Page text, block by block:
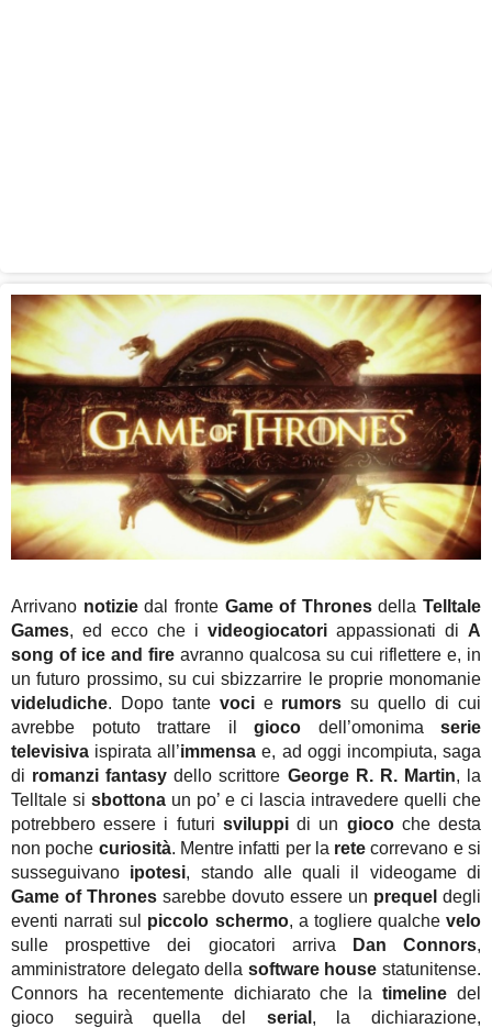
Arrivano notiziedal fronte Game of Thronesdella Telltale
Games, ed ecco che i videogiocatori appassionati di A
song of ice and fire avranno qualcosa su cui riflettere e, in
un futuro prossimo, su cui sbizzarrire le proprie monomanie
videludiche. Dopo tante vocie rumors su quello di cui
avrebbe potuto trattare il gioco dell’omonima serie
televisiva ispirata all’immensa e, ad oggi incompiuta, saga
di romanzi fantasy dello scrittore George R. R. Martin, la
Telltale si sbottona un po’ e ci lascia intravedere quelli che
potrebbero essere i futuri sviluppidi un giocoche desta
non poche curiosità. Mentre infatti per la rete correvano e si
susseguivano ipotesi, stando alle quali il videogame di
Game of Thrones sarebbe dovuto essere un prequel degli
eventi narrati sul piccolo schermo, a togliere qualche velo
sulle prospettive dei giocatori arriva
Dan Connors,
amministratore delegato della software house statunitense.
Connors ha recentemente dichiarato che latimeline del
gioco seguirà quella del serial , la dichiarazione,